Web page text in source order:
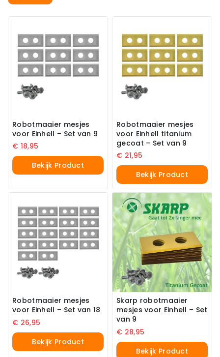
Robotmaaier mesjes
voor Einhell – Set van 9
€ 18,95
Bekijk Product
Robotmaaier mesjes
voor Einhell titanium
gecoat – Set van 9
€ 21,95
Bekijk Product
Robotmaaier mesjes
voor Einhell – Set van 18
€ 26,95
Bekijk Product
Skarp robotmaaier
mesjes voor Einhell – Set
van 9
€ 28,95
Bekijk Product